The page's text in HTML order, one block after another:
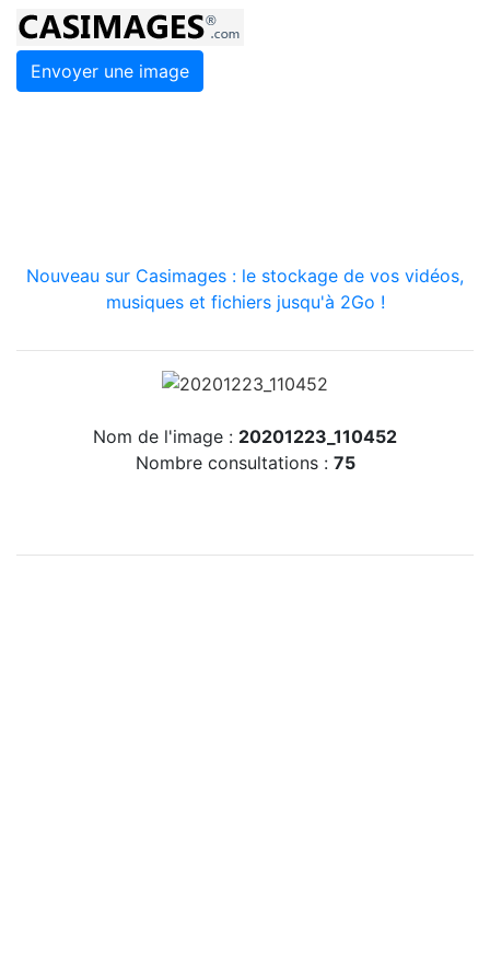
Envoyer une image
Nouveau sur Casimages : le stockage de vos vidéos,
musiques et fichiers jusqu'à 2Go !
Nom de l'image : 20201223_110452
Nombre consultations : 75